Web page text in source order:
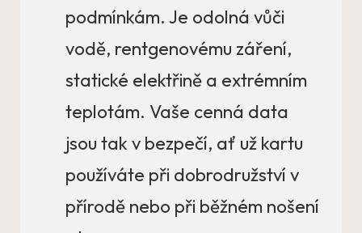
podmínkám. Je odolná vůči
vodě, rentgenovému záření,
statické elektřině a extrémním
teplotám. Vaše cenná data
jsou tak v bezpečí, ať už kartu
používáte při dobrodružství v
přírodě nebo při běžném nošení